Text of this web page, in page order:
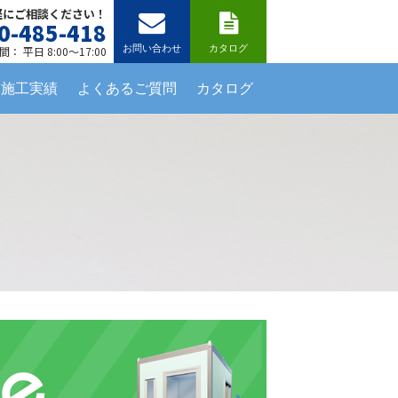
ご相談ください！
485-418
： 平日 8:00～17:00 お問い合わせ カタログ
施工実績 よくあるご質問 カタログ